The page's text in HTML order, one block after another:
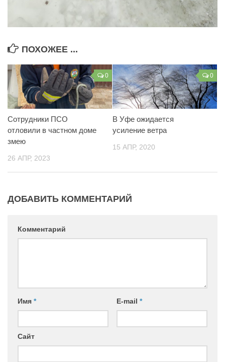
ПОХОЖЕЕ ...
0
Сотрудники ПСО
отловили в частном доме
змею
26 АПР, 2023
0
В Уфе ожидается
усиление ветра
15 АПР, 2020
ДОБАВИТЬ КОММЕНТАРИЙ
Комментарий
Имя * E-mail *
Сайт